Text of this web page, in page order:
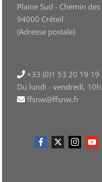
Plaine Sud - Chemin
94000 Créteil
(Adresse postale)
+33 (0)1 53 20 19 19
Du lundi - vendredi,
ffsnw@ffsnw.fr